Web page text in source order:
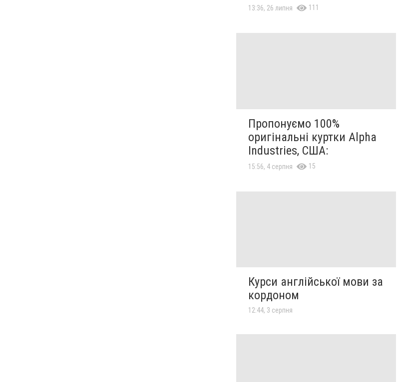
13:36, 26 липня 111
Пропонуємо 100%
оригінальні куртки Alpha
Industries, США:
15:56, 4 серпня 15
Курси англійської мови за
кордоном
12:44, 3 серпня